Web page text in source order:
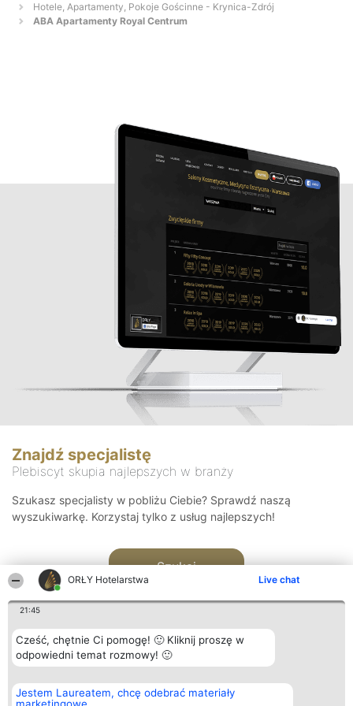
ORŁY Hotelarstwa Live chat
21:45
Cześć, chętnie Ci pomogę! 🙂 Kliknij proszę w
odpowiedni temat rozmowy! 🙂
Jestem Laureatem, chcę odebrać materiały
Hotele, Apartamenty, Pokoje Gościnne - Krynica-Zdrój
ABA Apartamenty Royal Centrum
Znajdź specjalistę
Plebiscyt skupia najlepszych w branży
Szukasz specjalisty w pobliżu Ciebie? Sprawdź naszą
wyszukiwarkę. Korzystaj tylko z usług najlepszych!
Szukaj
Organizator plebiscytu
Bright Side Solutions sp. z o.
Plebiscyt
Laureaci
Kontakt
Kontakt